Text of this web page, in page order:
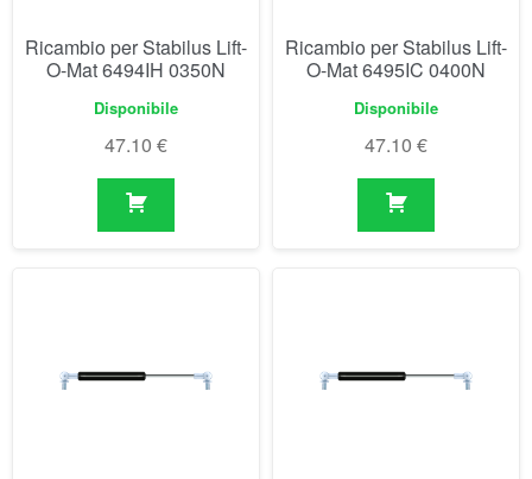
Ricambio per Stabilus Lift-
O-Mat 6494IH 0350N
Disponibile
47.10 €
Ricambio per Stabilus Lift-
O-Mat 6495IC 0400N
Disponibile
47.10 €